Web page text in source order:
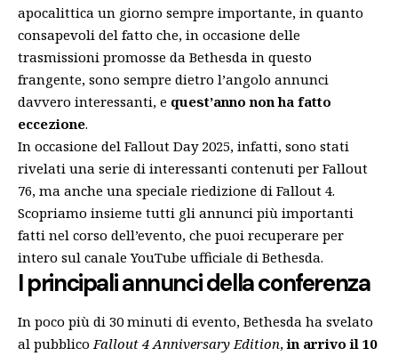
apocalittica un giorno sempre importante, in quanto
consapevoli del fatto che, in occasione delle
trasmissioni promosse da Bethesda in questo
frangente, sono sempre dietro l’angolo annunci
davvero interessanti, e quest’anno non ha fatto
eccezione.
In occasione del Fallout Day 2025, infatti, sono stati
rivelati una serie di interessanti contenuti per Fallout
76, ma anche una speciale riedizione di Fallout 4.
Scopriamo insieme tutti gli annunci più importanti
fatti nel corso dell’evento, che puoi recuperare per
intero sul canale YouTube ufficiale di Bethesda.
I principali annunci della conferenza
In poco più di 30 minuti di evento, Bethesda ha svelato
al pubblicoFallout 4 Anniversary Edition,in arrivo il 10